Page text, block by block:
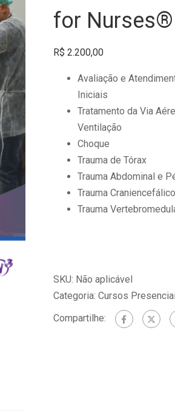
for
R$ 2.200,00
Avaliação e
Iniciais
Tratamento da Via
Ventilação
Choque
Trauma de Tórax
Trauma Abdominal e
Trauma Craniencefálico
Trauma
SKU: Não aplicável
Categoria: Cursos
Compartilhe: